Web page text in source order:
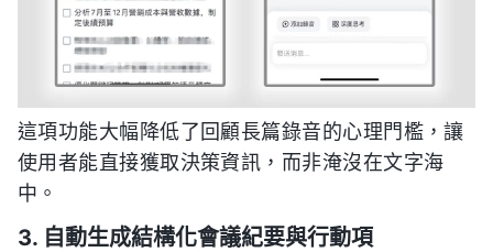
這項功能大幅降低了回顧長篇錄音的心理門檻，讓
使用者能直接獲取決策資訊，而非淹沒在文字海
中。
3. 自動生成結構化會議紀要與行動項